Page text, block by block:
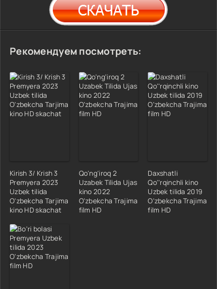
Рекомендуем посмотреть:
Kirish 3/ Krish 3
Premyera 2023
Uzbek tilida
O'zbekcha Tarjima
kino HD skachat
Qo'ng'iroq 2
Uzabek Tilida Ujas
kino 2022
O'zbekcha Trajima
film HD
Daxshatli
Qo''rqinchli kino
Uzbek tilida 2019
O'zbekcha Trajima
film HD